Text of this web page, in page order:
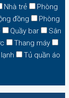
Nhà trẻ
Phòng
đồng
Phòng
Quầy bar
Sân
Thang máy
Tủ quần áo